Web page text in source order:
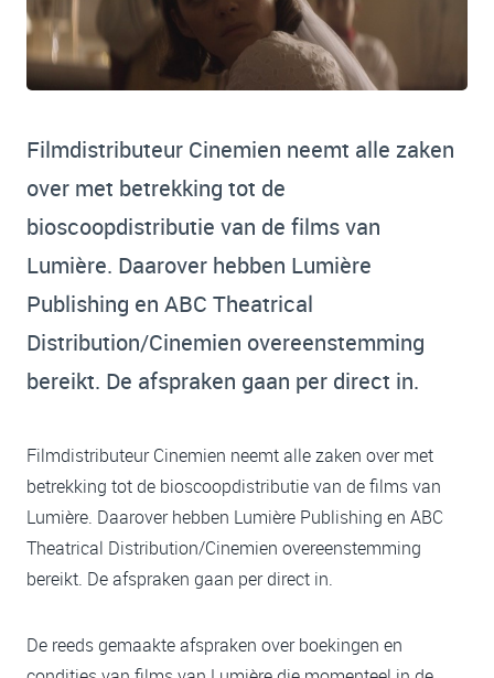
Filmdistributeur Cinemien neemt alle zaken
over met betrekking tot de
bioscoopdistributie van de films van
Lumière. Daarover hebben Lumière
Publishing en ABC Theatrical
Distribution/Cinemien overeenstemming
bereikt. De afspraken gaan per direct in.
Filmdistributeur Cinemien neemt alle zaken over met
betrekking tot de bioscoopdistributie van de films van
Lumière. Daarover hebben Lumière Publishing en ABC
Theatrical Distribution/Cinemien overeenstemming
bereikt. De afspraken gaan per direct in.
De reeds gemaakte afspraken over boekingen en